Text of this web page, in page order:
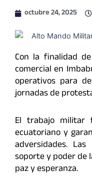
octubre 24, 2025
Con la finalidad
comercial en
operativos para
jornadas de
El trabajo militar
ecuatoriano y
adversidades.
soporte y poder de
paz y esperanza.